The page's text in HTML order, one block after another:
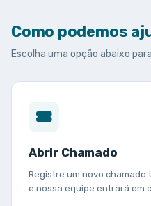
Como podemos
Escolha uma opção abaixo
Abrir Chamado
Registre um novo chamado
e nossa equipe entrará em